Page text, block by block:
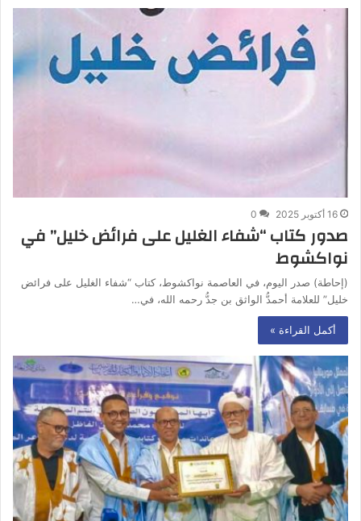
16 أكتوبر 2025 0
صدور كتاب “شفاء الغليل على فرائض خليل” في
نواكشوط
(إحاطة) صدر اليوم، في العاصمة نواكشوط، كتاب “شفاء الغليل على فرائض
خليل” للعلامة أحمدُّ الواثق بن جدُّ رحمه الله، في…
أكمل القراءة »